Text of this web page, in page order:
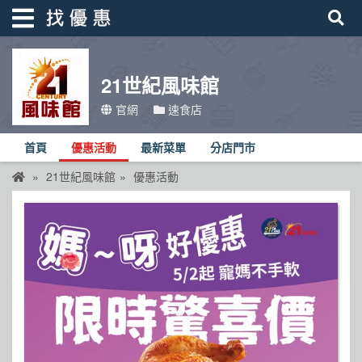
21世紀風味館
官網 速食店
首頁 優惠活動 最新菜單 分店門市
21世紀風味館 優惠活動
找優惠
首頁
優惠活動
折價卷
找菜單
品牌總覽